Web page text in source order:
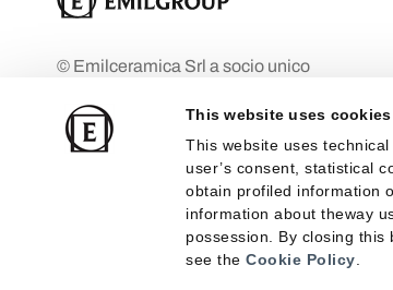
This website uses cookies
This website uses
user’s consent, statistical
obtain profiled information
information about theway
possession. By closing
see the Cookie Policy
© Emilceramica Srl a socio unico
Empresa bajo la dirección y coordinación
de Mohawk Industries Inc. Fiorano
Modenese (MO), Via Ghiarola Nuova n.
29 Capital social: 10.000.000 €
totalmente desembolsados
Inscrita en el Registro Mercantil de